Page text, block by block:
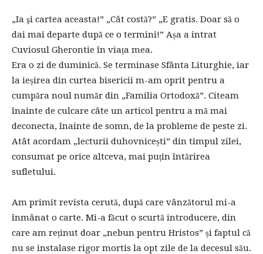
„Ia şi cartea aceasta!” „Cât costă?” „E gratis. Doar să o
dai mai departe după ce o termini!” Așa a intrat
Cuviosul Gherontie în viața mea.
Era o zi de duminică. Se terminase Sfânta Liturghie, iar
la ieșirea din curtea bisericii m-am oprit pentru a
cumpăra noul număr din „Familia Ortodoxă”. Citeam
înainte de culcare câte un articol pentru a mă mai
deconecta, înainte de somn, de la probleme de peste zi.
Atât acordam „lecturii duhovnicești” din timpul zilei,
consumat pe orice altceva, mai puțin întărirea
sufletului.
Am primit revista cerută, după care vânzătorul mi-a
înmânat o carte. Mi-a făcut o scurtă introducere, din
care am reținut doar „nebun pentru Hristos” și faptul că
nu se instalase rigor mortis la opt zile de la decesul său.